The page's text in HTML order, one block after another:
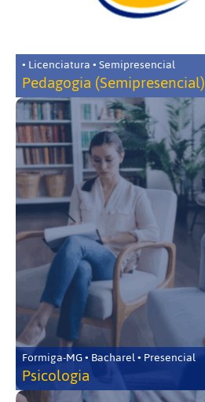
• Licenciatura • Semipresencial
Pedagogia (Semipresencial)
Formiga-MG • Bacharel • Presencial
Psicologia